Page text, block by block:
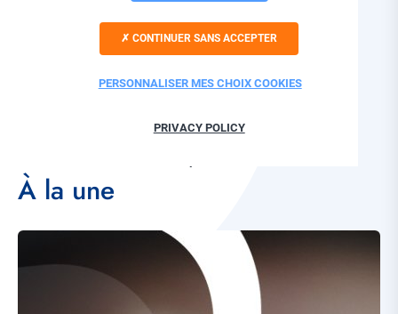
actualités et conseils en lien avec le cloud et
À la une
Visuel
CONTINUER SANS ACCEPTER
PERSONNALISER MES CHOIX COOKIES
PRIVACY POLICY